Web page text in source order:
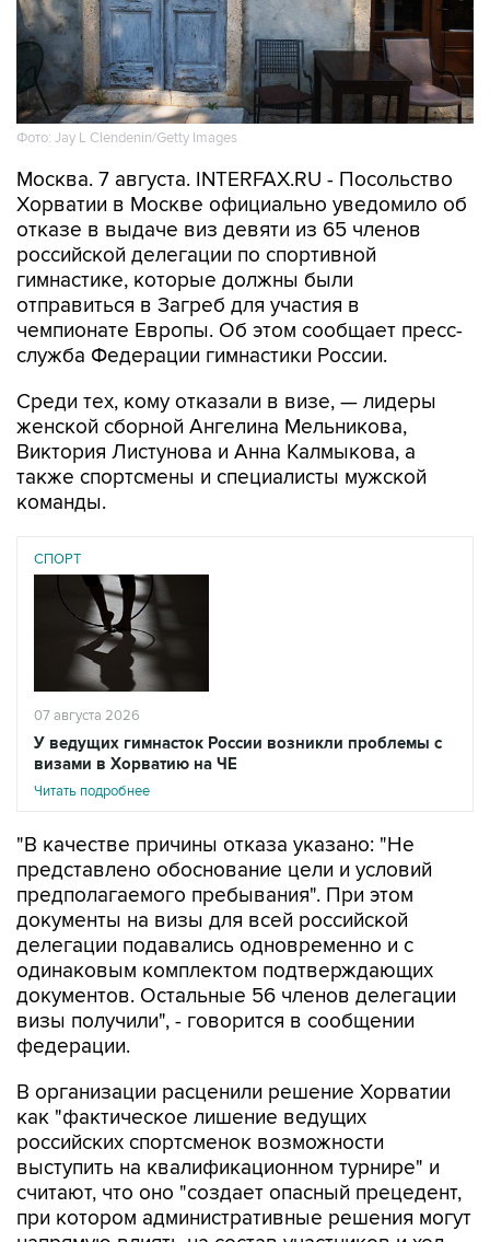
Фото: Jay L Clendenin/Getty Images
Москва. 7 августа. INTERFAX.RU - Посольство
Хорватии в Москве официально уведомило об
отказе в выдаче виз девяти из 65 членов
российской делегации по спортивной
гимнастике, которые должны были
отправиться в Загреб для участия в
чемпионате Европы. Об этом сообщает пресс-
служба Федерации гимнастики России.
Среди тех, кому отказали в визе, — лидеры
женской сборной Ангелина Мельникова,
Виктория Листунова и Анна Калмыкова, а
также спортсмены и специалисты мужской
команды.
СПОРТ
07 августа 2026
У ведущих гимнасток России возникли проблемы с
визами в Хорватию на ЧЕ
Читать подробнее
"В качестве причины отказа указано: "Не
представлено обоснование цели и условий
предполагаемого пребывания". При этом
документы на визы для всей российской
делегации подавались одновременно и с
одинаковым комплектом подтверждающих
документов. Остальные 56 членов делегации
визы получили", - говорится в сообщении
федерации.
В организации расценили решение Хорватии
как "фактическое лишение ведущих
российских спортсменок возможности
выступить на квалификационном турнире" и
считают, что оно "создает опасный прецедент,
при котором административные решения могут